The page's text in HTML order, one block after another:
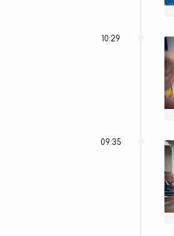
10:29
09:35